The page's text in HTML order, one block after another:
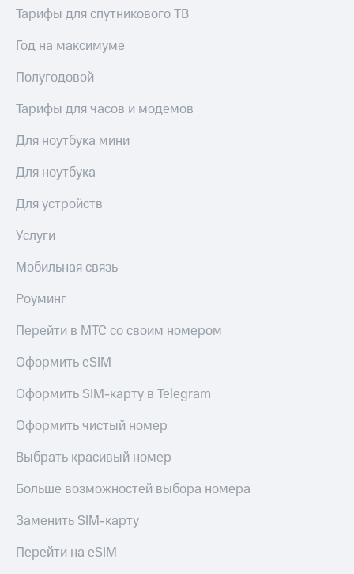
Тарифы для спутникового ТВ
Год на максимуме
Полугодовой
Тарифы для часов и модемов
Для ноутбука мини
Для ноутбука
Для устройств
Услуги
Мобильная связь
Роуминг
Перейти в МТС со своим номером
Оформить eSIM
Оформить SIM-карту в Telegram
Оформить чистый номер
Выбрать красивый номер
Больше возможностей выбора номера
Заменить SIM-карту
Перейти на eSIM